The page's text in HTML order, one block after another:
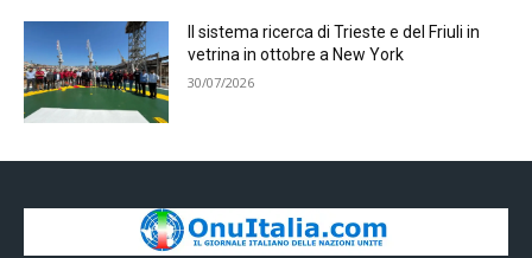
Il sistema ricerca di Trieste e del Friuli in
vetrina in ottobre a New York
30/07/2026